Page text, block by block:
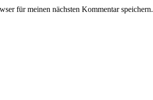
für meinen nächsten Kommentar speichern.